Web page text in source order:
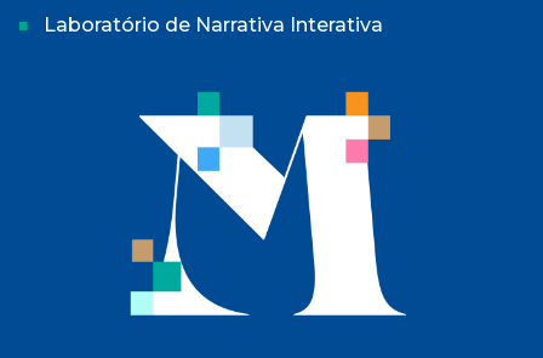
Laboratório de Narrativa Interativa